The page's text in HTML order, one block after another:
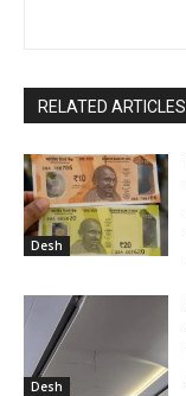
RELATED ARTICLES
Desh
Desh